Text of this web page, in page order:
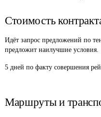
Стоимость
Идёт запрос предложений по
предложит наилучшие условия.
5 дней по факту совершения
Маршруты и